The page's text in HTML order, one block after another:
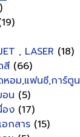
, LASER (18)
สี (66)
หอม,แฟนซี,การ์ตูน
อน (5)
อง (17)
อกสาร (15)